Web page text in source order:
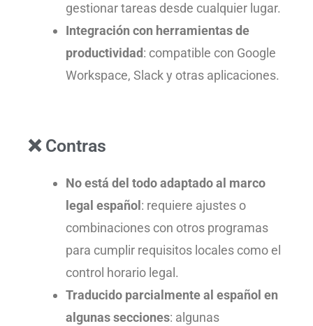
gestionar tareas desde cualquier lugar.
Integración con herramientas de
productividad: compatible con Google
Workspace, Slack y otras aplicaciones.
❌ Contras
No está del todo adaptado al marco
legal español : requiere ajustes o
combinaciones con otros programas
para cumplir requisitos locales como el
control horario legal.
Traducido parcialmente al español en
algunas secciones: algunas